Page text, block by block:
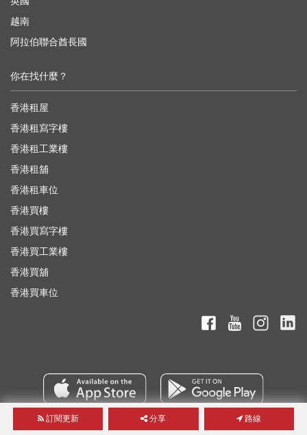
訂閱更新 分享 路線
越南
阿拉伯聯合酋長國
你在找什麼？
香港租屋
香港租寫字樓
香港租工業樓
香港租舖
香港租車位
香港買樓
香港買寫字樓
香港買工業樓
香港買舖
香港買車位